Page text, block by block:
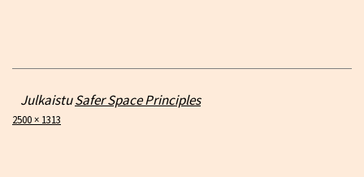
JulkaistuSafer Space Principles
Täysikokoinen
2500 × 1313